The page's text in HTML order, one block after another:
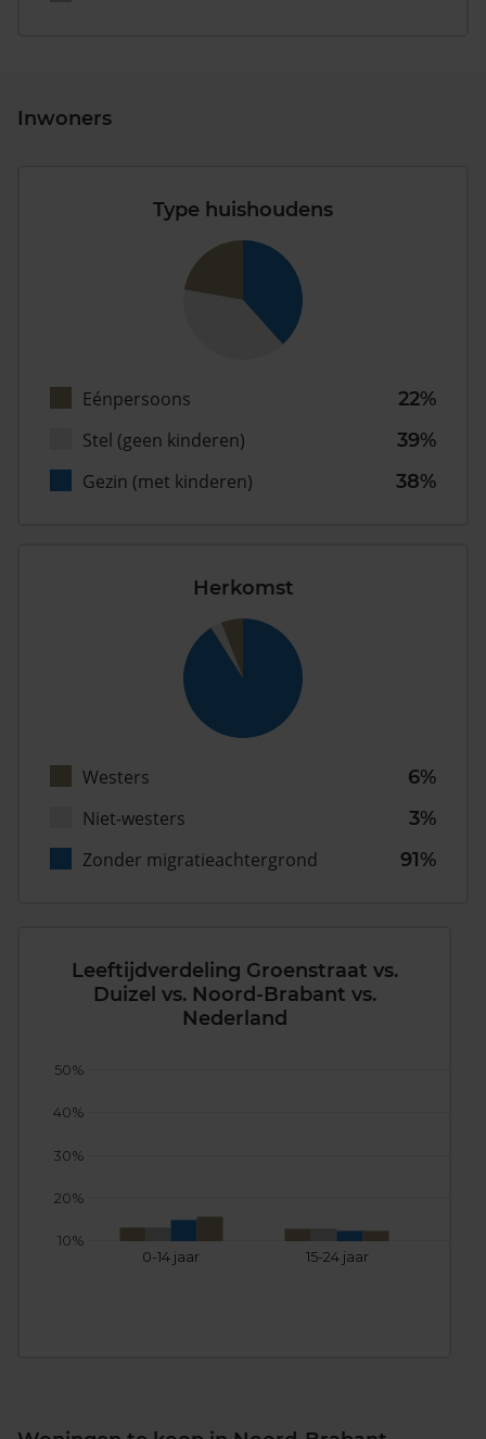
Inwoners
Type huishoudens
Eénpersoons
22%
Stel (geen kinderen)
39%
Gezin (met kinderen)
38%
Herkomst
Westers
6%
Niet-westers
3%
Zonder migratieachtergrond
91%
Leeftijdverdeling Groenstraat vs.
Duizel vs. Noord-Brabant vs.
Nederland
0-14 jaar 15-24 jaar
10%
20%
30%
40%
50%